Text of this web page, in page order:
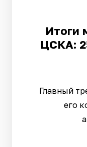
Итоги
ЦСКА:
Главный
его